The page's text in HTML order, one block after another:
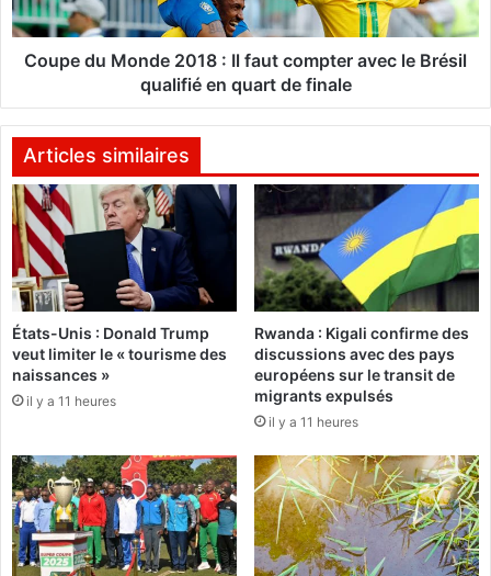
S
M
o
e
2
1
8
:
f
u
t
c
o
t
e
r
a
v
Coupe du Monde 2018 : Il faut compter avec le Brésil
qualifié en quart de finale
Articles similaires
États-Unis : Donald Trump
veut limiter le « tourisme des
naissances »
il y a 11 heures
Rwanda : Kigali confirme des
discussions avec des pays
européens sur le transit de
migrants expulsés
il y a 11 heures